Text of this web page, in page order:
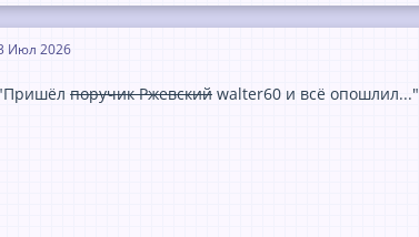
Июл 2026
поручик Ржевский walter60 и всё опошлил..."